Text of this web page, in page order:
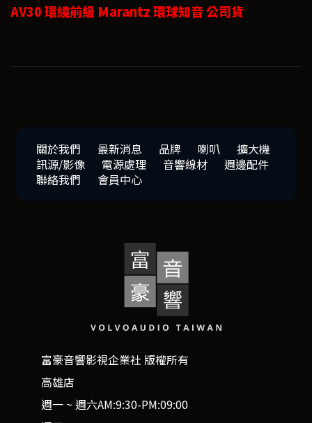
AV30 環繞前級 Marantz 環球知音 公司貨
關於我們 最新消息 品牌 喇叭
擴大機
訊源/影像
電源處理 音響線材
週邊配件
聯絡我們
會員中心
富豪音響影視企業社 版權所有
高雄店
週一 ~ 週六AM:9:30-PM:09:00